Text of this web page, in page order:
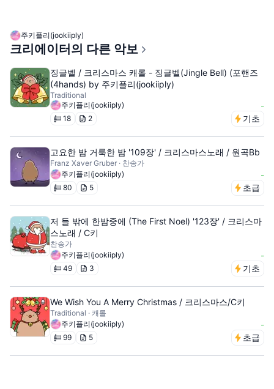
주키플리(jookiiply)
크리에이터의 다른 악보
징글벨 / 크리스마스 캐롤 - 징글벨(Jingle Bell) (포핸즈
(4hands) by 주키플리(jookiiply)
Traditional
주키플리(jookiiply)
-
18 2 기초
고요한 밤 거룩한 밤 '109장' / 크리스마스노래 / 원곡Bb
Franz Xaver Gruber · 찬송가
주키플리(jookiiply)
-
80 5 초급
저 들 밖에 한밤중에 (The First Noel) '123장' / 크리스마
스노래 / C키
찬송가
주키플리(jookiiply)
-
49 3 기초
We Wish You A Merry Christmas / 크리스마스/C키
Traditional · 캐롤
주키플리(jookiiply)
-
99 5 초급